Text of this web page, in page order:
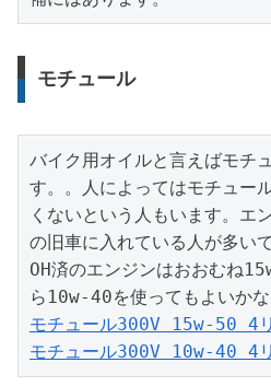
モチュール
バイク用オイルと言えばモチ
す。。人によってはモチュー
くないという人もいます。エ
の旧車に入れている人が多いで
OH済のエンジンはおおむね
モチュール300V 15w-50 4
モチュール300V 10w-40 4